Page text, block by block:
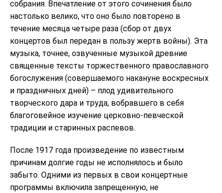
собрания. Впечатление от этого сочинения было
настолько велико, что оно было повторено в
течение месяца четыре раза (сбор от двух
концертов был передан в пользу жертв войны). Эта
музыка, точнее, озвученные музыкой древние
священные тексты торжественного православного
богослужения (совершаемого накануне воскресных
и праздничных дней) – плод удивительного
творческого дара и труда, вобравшего в себя
благоговейное изучение церковно-певческой
традиции и старинных распевов.
После 1917 года произведение по известным
причинам долгие годы не исполнялось и было
забыто. Одними из первых в свои концертные
программы включила запрещенную, не